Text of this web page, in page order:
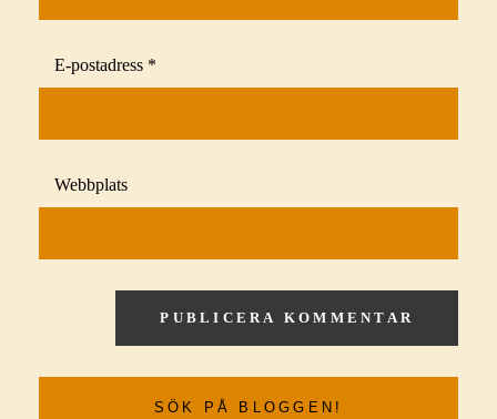
E-postadress *
Webbplats
SÖK PÅ BLOGGEN!